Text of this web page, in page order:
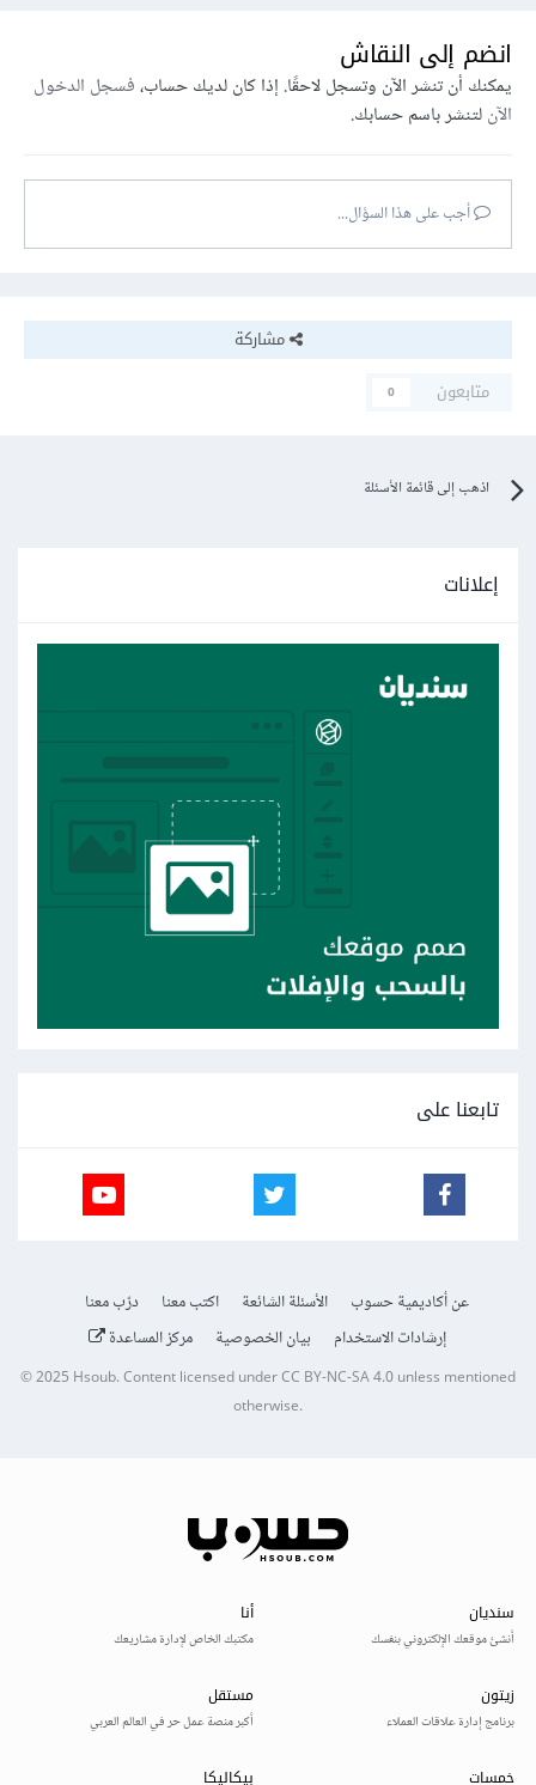
انضم إلى النقاش
يمكنك أن تنشر الآن وتسجل لاحقًا. إذا كان لديك حساب،فسجل الدخول
الآنلتنشر باسم حسابك.
أجب على هذا السؤال...
مشاركة
متابعون
0
اذهب إلى قائمة الأسئلة
إعلانات
تابعنا على
عن أكاديمية حسوب الأسئلة الشائعة اكتب معنا
درّب معنا
إرشادات الاستخدام
بيان الخصوصية مركز المساعدة
© 2025Hsoub.Content licensed underCC BY-NC-SA 4.0unless mentioned
otherwise.